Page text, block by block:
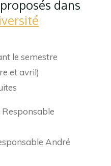
dans
le semestre
et avril)
André